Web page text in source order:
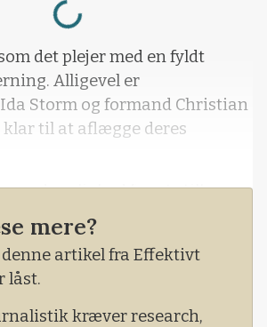
det plejer med en fyldt
Alligevel er
Storm og formand Christian
klar til at aflægge deres
med mulighed for at stille
over chat og via sms.
mere?
artikel fra Effektivt
låst.
kræver research,